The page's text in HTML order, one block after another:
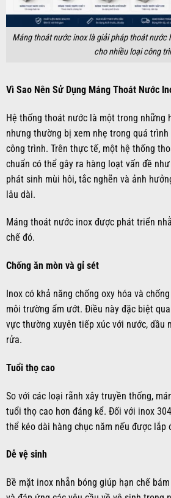
Máng thoát nước inox là giải pháp thoát nước
cho nhiều loại công
Vì Sao Nên Sử Dụng Máng Thoát Nước
Hệ thống thoát nước là một trong những
nhưng thường bị xem nhẹ trong quá
công trình. Trên thực tế, một hệ thống
chuẩn có thể gây ra hàng loạt vấn đề
phát sinh mùi hôi, tắc nghẽn và ảnh
lâu dài.
Máng thoát nước inox được phát triển
chế đó.
Chống ăn mòn và gỉ sét
Inox có khả năng chống oxy hóa và
môi trường ẩm ướt. Điều này đặc biệt
vực thường xuyên tiếp xúc với nước, dầu
rửa.
Tuổi thọ cao
So với các loại rãnh xây truyền thống,
tuổi thọ cao hơn đáng kể. Đối với inox
thể kéo dài hàng chục năm nếu được lắp
Dễ vệ sinh
Bề mặt inox nhẵn bóng giúp hạn chế